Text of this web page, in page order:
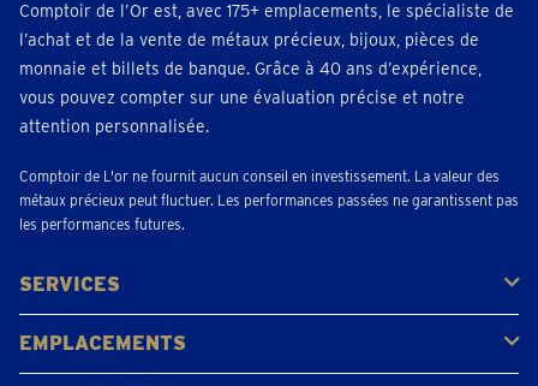
Comptoir de l’Or est, avec 175+ emplacements, le spécialiste de
l’achat et de la vente de métaux précieux, bijoux, pièces de
monnaie et billets de banque. Grâce à 40 ans d’expérience,
vous pouvez compter sur une évaluation précise et notre
attention personnalisée.
Comptoir de L'or ne fournit aucun conseil en investissement. La valeur des
métaux précieux peut fluctuer. Les performances passées ne garantissent pas
les performances futures.
SERVICES
Acheter
Vendre
Vente aux enchères
EMPLACEMENTS
Gerpinnes
Liège
Namur
Waterloo
Woluwe-Saint-Lambert
Voir tous les emplacements